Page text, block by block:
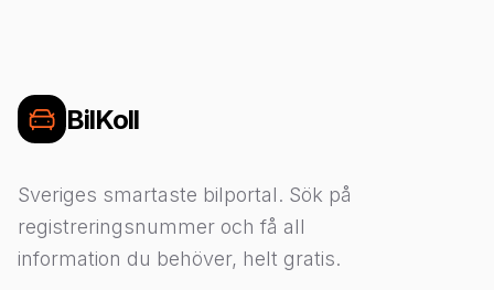
BilKoll
Sveriges smartaste bilportal. Sök på
registreringsnummer och få all
information du behöver, helt gratis.